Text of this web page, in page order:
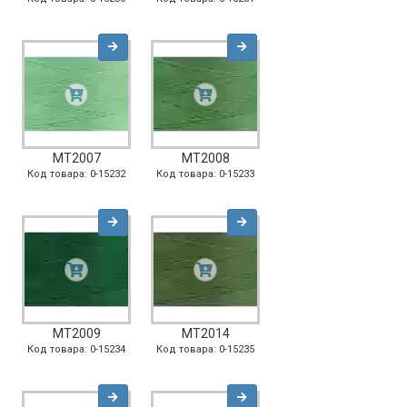
MT2007
Код товара: 0-15232
MT2008
Код товара: 0-15233
MT2009
Код товара: 0-15234
MT2014
Код товара: 0-15235